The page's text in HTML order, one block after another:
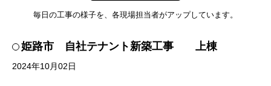
毎日の工事の様子を、各現場担当者がアップしています。
姫路市 自社テナント新築工事 上棟
2024年10月02日